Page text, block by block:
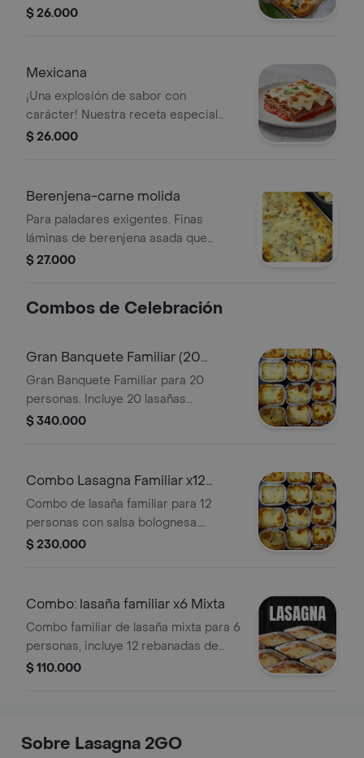
aportan frescura, mezcladas con pollo
terminada con una capa de queso
$ 26.000
Mexicana
¡Una explosión de sabor con
carácter! Nuestra receta especial
combina carne molida de res
especias seleccionadas y un ligero
sabor picante . El balance perfecto
entre la tradición italiana y el sazón
mexicano.
$ 26.000
Berenjena-carne molida
Para paladares exigentes. Finas
láminas de berenjena asada que
sustituyen la pasta, combinadas con
cuerpo, sabor intenso y una textura
$ 27.000
Combos de Celebración
Gran Banquete Familiar (20
Personas)
Gran Banquete Familiar para 20
personas. Incluye 20 lasañas
individuales: mixta, bolognesa o pollo,
$ 340.000
Combo Lasagna Familiar x12
Bolognesa
Combo de lasaña familiar para 12
personas con salsa bolognesa.
Incluye 24 rebanadas de pan al ajo.
$ 230.000
Combo: lasaña familiar x6 Mixta
Combo familiar de lasaña mixta para 6
personas, incluye 12 rebanadas de
pan y Coca Cola Zero de 1.5L.
$ 110.000
Sobre Lasagna 2GO